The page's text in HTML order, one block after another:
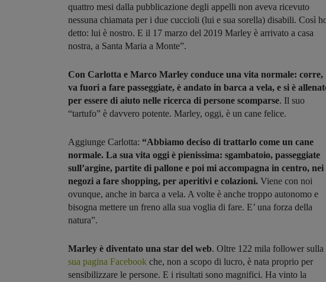
quattro mesi dalla pubblicazione degli appelli non aveva ricevuto
nessuna chiamata per i due cuccioli (lui e sua sorella) disabili. Così
detto: lui è nostro. E il 17 marzo del 2019 Marley è arrivato a casa
nostra, a Santa Maria a Monte”.
Con Carlotta e Marco Marley conduce una vita normale: corre,
va fuori a fare passeggiate, è andato in barca a vela, e si è
per essere di aiuto nelle ricerca di persone scomparse. Il suo
“tartufo” è davvero potente. Marley, oggi, è un cane felice.
Aggiunge Carlotta: “Abbiamo deciso di trattarlo come un cane
normale. La sua vita oggi è pienissima: sgambatoio, passeggiate
sull’argine, partite di pallone e poi mi accompagna in centro, nei
negozi a fare shopping, per aperitivi e colazioni. Viene con noi
ovunque, anche in barca a vela. A volte è anche troppo autonomo e
bisogna mettere un freno alla sua voglia di fare. E’ una forza della
natura”.
Marley è diventato una star del web. Oltre 122 mila follower sulla
sua pagina Facebook che, non a scopo di lucro, è nata proprio per
sensibilizzare le persone. E i risultati sono magnifici. Ha vinto la